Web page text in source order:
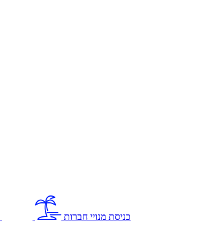
כניסת מנויי חברות